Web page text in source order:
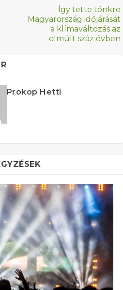
Így tette tönkre
Magyarország időjárását
a klímaváltozás az
elmúlt száz évben
Prokop Hetti